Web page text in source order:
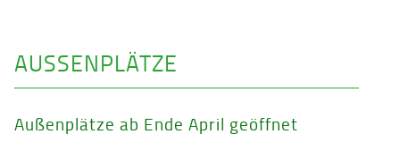
AUSSENPLÄTZE
Außenplätze ab Ende April geöffnet